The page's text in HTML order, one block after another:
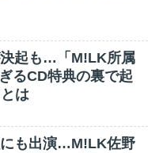
起も…「M!LK所属
るCD特典の裏で起
は
も出演…M!LK佐野